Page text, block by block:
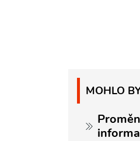
MOHLO